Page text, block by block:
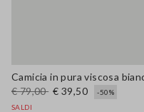
€ 79,00 € 39,50
-50%
SALDI